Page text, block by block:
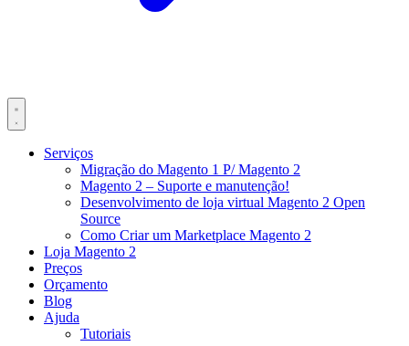
Serviços
Migração do Magento 1 P/ Magento 2
Magento 2 – Suporte e manutenção!
Desenvolvimento de loja virtual Magento 2 Open
Source
Como Criar um Marketplace Magento 2
Loja Magento 2
Preços
Orçamento
Blog
Ajuda
Tutoriais